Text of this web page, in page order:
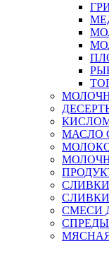
МАСЛО
СЛИВКИ
СМЕСИ
СПРЕДЫ